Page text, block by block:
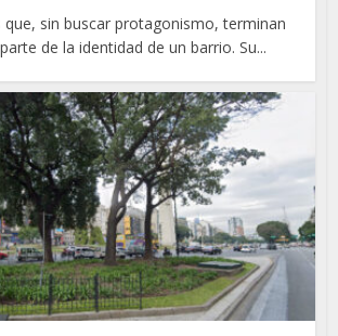
que, sin buscar protagonismo, terminan
de la identidad de un barrio. Su...